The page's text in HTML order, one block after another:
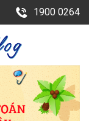
1900 0264